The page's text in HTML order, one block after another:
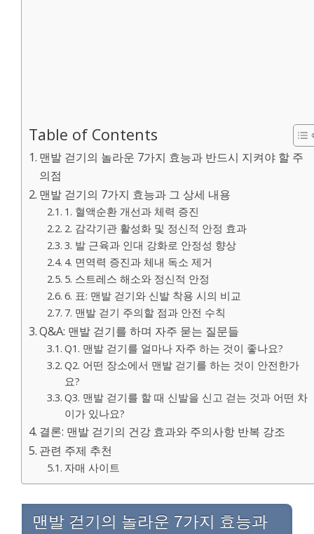
Table of Contents
맨발 걷기의 놀라운 7가지 효능과 반드시 지켜야 할 주
의점
맨발 걷기의 7가지 효능과 그 상세 내용
1. 혈액순환 개선과 체력 증진
2. 감각기관 활성화 및 정신적 안정 효과
3. 발 근육과 인대 강화로 안정성 향상
4. 면역력 증진과 체내 독소 제거
5. 스트레스 해소와 정신적 안정
6. 표: 맨발 걷기와 신발 착용 시의 비교
7. 맨발 걷기 주의할 점과 안전 수칙
Q&A: 맨발 걷기를 하며 자주 묻는 질문들
Q1. 맨발 걷기를 얼마나 자주 하는 것이 좋나요?
Q2. 어떤 장소에서 맨발 걷기를 하는 것이 안전한가
요?
Q3. 맨발 걷기를 할 때 신발을 신고 걷는 것과 어떤 차
이가 있나요?
결론: 맨발 걷기의 건강 효과와 주의사항 반복 강조
관련 주제 추천
자매 사이트
맨발 걷기의 놀라운 7가지 효능과